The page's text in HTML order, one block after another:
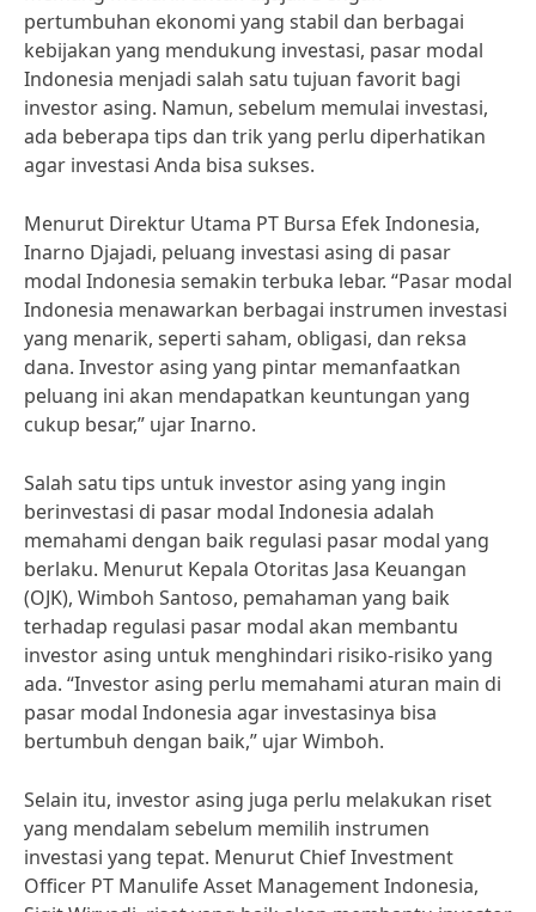
pertumbuhan ekonomi yang stabil dan berbagai
kebijakan yang mendukung investasi, pasar modal
Indonesia menjadi salah satu tujuan favorit bagi
investor asing. Namun, sebelum memulai investasi,
ada beberapa tips dan trik yang perlu diperhatikan
agar investasi Anda bisa sukses.
Menurut Direktur Utama PT Bursa Efek Indonesia,
Inarno Djajadi, peluang investasi asing di pasar
modal Indonesia semakin terbuka lebar. “Pasar modal
Indonesia menawarkan berbagai instrumen investasi
yang menarik, seperti saham, obligasi, dan reksa
dana. Investor asing yang pintar memanfaatkan
peluang ini akan mendapatkan keuntungan yang
cukup besar,” ujar Inarno.
Salah satu tips untuk investor asing yang ingin
berinvestasi di pasar modal Indonesia adalah
memahami dengan baik regulasi pasar modal yang
berlaku. Menurut Kepala Otoritas Jasa Keuangan
(OJK), Wimboh Santoso, pemahaman yang baik
terhadap regulasi pasar modal akan membantu
investor asing untuk menghindari risiko-risiko yang
ada. “Investor asing perlu memahami aturan main di
pasar modal Indonesia agar investasinya bisa
bertumbuh dengan baik,” ujar Wimboh.
Selain itu, investor asing juga perlu melakukan riset
yang mendalam sebelum memilih instrumen
investasi yang tepat. Menurut Chief Investment
Officer PT Manulife Asset Management Indonesia,